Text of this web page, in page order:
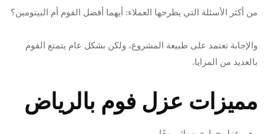
من أكثر الأسئلة التي يطرحها العملاء: أيهما أفضل الفوم أم البيتومين؟
والإجابة تعتمد على طبيعة المشروع، ولكن بشكل عام يتمتع الفوم
بالعديد من المزايا.
مميزات عزل فوم بالرياض